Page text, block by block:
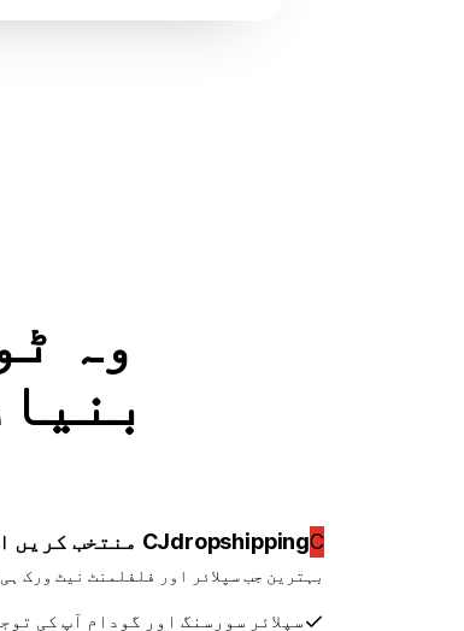
وہ
CCJdropshipping منتخب کریں اگر
بہترین جب سپلائر اور فلفلمنٹ نیٹ ورک ہی
سپلائر سورسنگ اور گودام آپ کی